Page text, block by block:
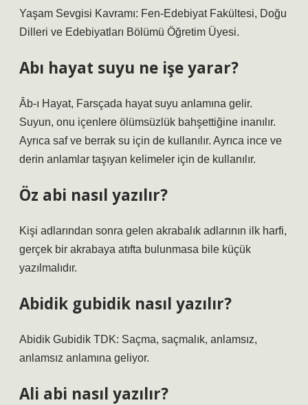
Yaşam Sevgisi Kavramı: Fen-Edebiyat Fakültesi, Doğu
Dilleri ve Edebiyatları Bölümü Öğretim Üyesi.
Abı hayat suyu ne işe yarar?
Âb-ı Hayat, Farsçada hayat suyu anlamına gelir.
Suyun, onu içenlere ölümsüzlük bahşettiğine inanılır.
Ayrıca saf ve berrak su için de kullanılır. Ayrıca ince ve
derin anlamlar taşıyan kelimeler için de kullanılır.
Öz abi nasıl yazılır?
Kişi adlarından sonra gelen akrabalık adlarının ilk harfi,
gerçek bir akrabaya atıfta bulunmasa bile küçük
yazılmalıdır.
Abidik gubidik nasıl yazılır?
Abidik Gubidik TDK: Saçma, saçmalık, anlamsız,
anlamsız anlamına geliyor.
Ali abi nasıl yazılır?